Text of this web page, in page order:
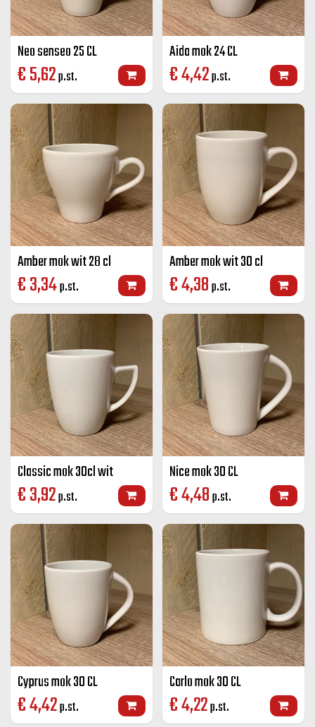
Neo senseo 25 CL
€5,62p.st.
Aida mok 24 CL
€4,42p.st.
Amber mok wit 28 cl
€3,34p.st.
Amber mok wit 30 cl
€4,38p.st.
Classic mok 30cl wit
€3,92p.st.
Nice mok 30 CL
€4,48p.st.
Cyprus mok 30 CL
€4,42p.st.
Carlo mok 30 CL
€4,22p.st.